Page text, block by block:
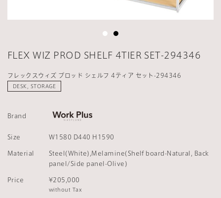
FLEX WIZ PROD SHELF 4TIER SET-294346
フレックスウィズ プロッド シェルフ 4ティア セット-294346
DESK, STORAGE
Brand
Size W1580 D440 H1590
Material
Steel(White),Melamine(Shelf board-Natural, Back
panel/Side panel-Olive)
Price ¥205,000
without Tax